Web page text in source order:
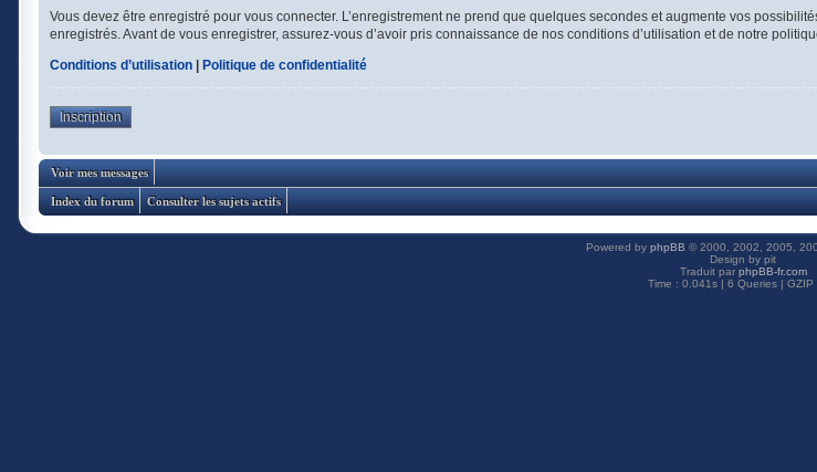
Vous devez être enregistré pour vous connecter. L’enregistrement ne prend que quelques secondes et augmente vos
enregistrés. Avant de vous enregistrer, assurez-vous d’avoir pris connaissance de nos conditions d’utilisation et de notre
Conditions d’utilisation
Politique de confidentialité
Inscription
Voir mes messages
Index du forum Consulter les sujets actifs
Powered by phpBB © 2000, 2002, 2005,
Design by pit
Traduit par phpBB-fr.com
Time : 0.041s | 6 Queries | GZIP